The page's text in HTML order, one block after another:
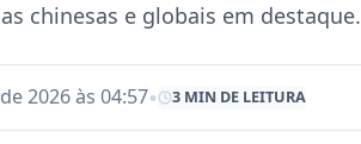
chinesas e globais em destaque.
2026 às 04:57• 3 MIN DE LEITURA